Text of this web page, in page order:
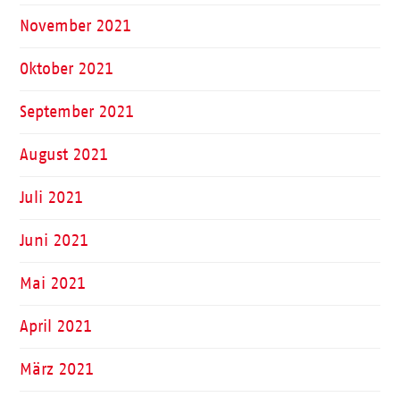
November 2021
Oktober 2021
September 2021
August 2021
Juli 2021
Juni 2021
Mai 2021
April 2021
März 2021